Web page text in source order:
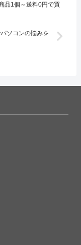
品1個～送料0円で買
ソコンの悩みを